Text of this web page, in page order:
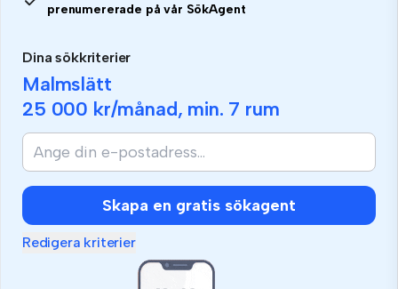
prenumererade på vår SökAgent
Dina sökkriterier
Malmslätt
25 000 kr/månad, min. 7 rum
Skapa en gratis sökagent
Redigera kriterier